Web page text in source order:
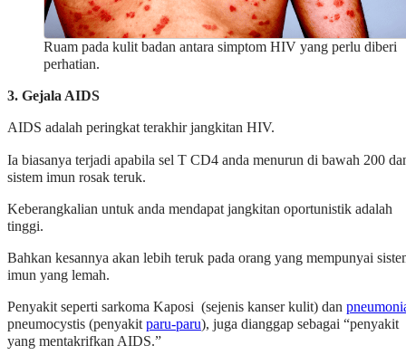
Ruam pada kulit badan antara simptom HIV yang perlu diberi
perhatian.
3. Gejala AIDS
AIDS adalah peringkat terakhir jangkitan HIV.
Ia biasanya terjadi apabila sel T CD4 anda menurun di bawah 200
sistem imun rosak teruk.
Keberangkalian untuk anda mendapat jangkitan oportunistik adalah
tinggi.
Bahkan kesannya akan lebih teruk pada orang yang mempunyai
imun yang lemah.
Penyakit seperti sarkoma Kaposi (sejenis kanser kulit) dan
pneumocystis (penyakitparu-paru), juga dianggap sebagai “penyakit
yang mentakrifkan AIDS.”